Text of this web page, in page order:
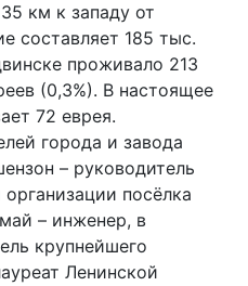
км к западу от
составляет 185 тыс.
проживало 213
(0,3%). В настоящее
72 еврея.
города и завода
– руководитель
посёлка
– инженер, в
крупнейшего
Ленинской